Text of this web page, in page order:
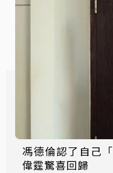
馮德倫認了自己
偉霆驚喜回歸